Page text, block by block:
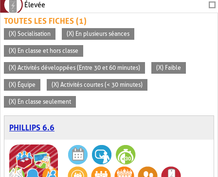
Élevée
TOUTES LES FICHES (1)
(X) Socialisation (X) En plusieurs séances
(X) En classe et hors classe
(X) Activités développées (Entre 30 et 60 minutes) (X) Faible
(X) Équipe (X) Activités courtes (< 30 minutes)
(X) En classe seulement
PHILLIPS 6.6